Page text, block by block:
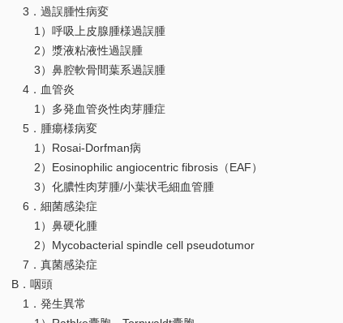
．過誤腫性病変
）呼吸上皮腺腫様過誤腫
）漿液粘液性過誤腫
）鼻腔軟骨間葉系過誤腫
．血管炎
）多発血管炎性肉芽腫症
．腫瘍様病変
）Rosai-Dorfman病
）Eosinophilic angiocentric fibrosis（EAF）
）化膿性肉芽腫/小葉状毛細血管腫
．細菌感染症
）鼻硬化腫
）Mycobacterial spindle cell pseudotumor
．真菌感染症
．咽頭
．発生異常